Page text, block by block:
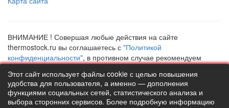
ВНИМАНИЕ ! Совершая любые действия на сайте
thermostock.ru вы соглашаетесь с "Политикой
конфиденциальности", в противном случае рекомендуем
данном сайте в ознакомительных целях и не являются
публичной офертой ни при каких обстоятельствах!
ТермоСток - все для отопления и водоснабжения © 2026
Этот сайт использует файлы cookie с целью повышения
удобства для пользователя, а именно — дополнения
функциями социальных сетей, статистического анализа и
выбора сторонних сервисов. Более подробную информацию